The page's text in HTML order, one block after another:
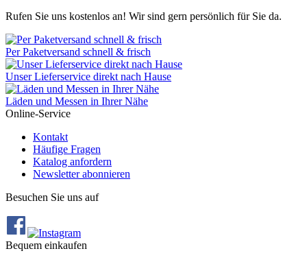
Rufen Sie uns kostenlos an! Wir sind gern persönlich für Sie da.
Per Paketversand schnell & frisch
Unser Lieferservice direkt nach Hause
Läden und Messen in Ihrer Nähe
Online-Service
Kontakt
Häufige Fragen
Katalog anfordern
Newsletter abonnieren
Besuchen Sie uns auf
Bequem einkaufen